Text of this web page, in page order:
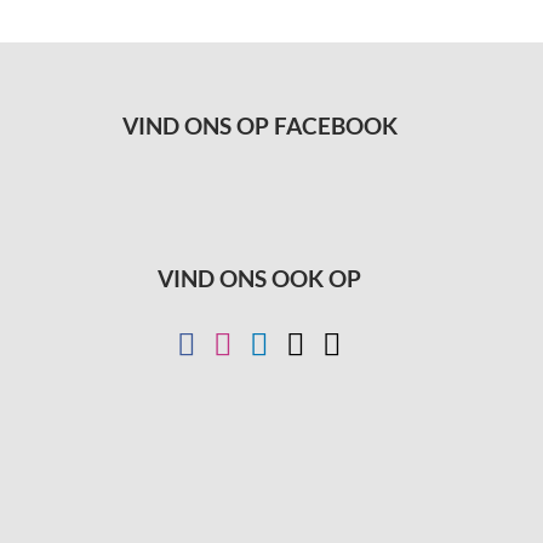
VIND ONS OP FACEBOOK
VIND ONS OOK OP